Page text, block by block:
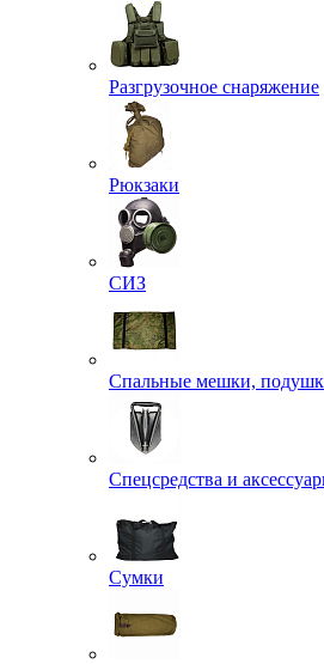
Разгрузочное снаряжение
Рюкзаки
СИЗ
Спальные мешки,
Спецсредства и
Сумки